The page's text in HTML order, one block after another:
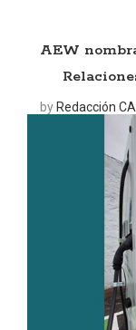
AEW
by Redacción